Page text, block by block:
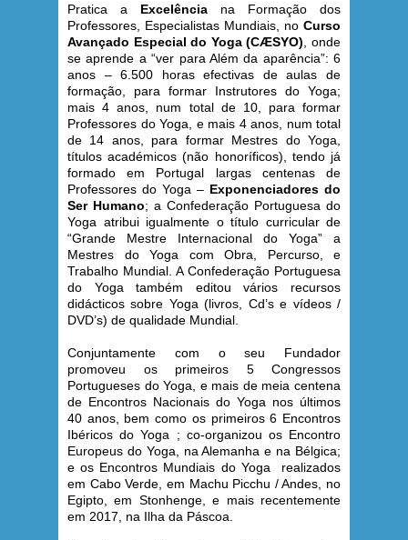
Pratica a Excelência na Formação dos
Professores, Especialistas Mundiais, no Curso
Avançado Especial do Yoga (CÆSYO) , onde
se aprende a “ver para Além da aparência”: 6
anos – 6.500 horas efectivas de aulas de
formação, para formar Instrutores do Yoga;
mais 4 anos, num total de 10, para formar
Professores do Yoga, e mais 4 anos, num total
de 14 anos, para formar Mestres do Yoga,
títulos académicos (não honoríficos), tendo já
formado em Portugal largas centenas de
Professores do Yoga – Exponenciadores do
Ser Humano; a Confederação Portuguesa do
Yoga atribui igualmente o título curricular de
“Grande Mestre Internacional do Yoga” a
Mestres do Yoga com Obra, Percurso, e
Trabalho Mundial. A Confederação Portuguesa
do Yoga também editou vários recursos
didácticos sobre Yoga(livros, Cd’s e vídeos /
DVD’s) de qualidade Mundial.
Conjuntamente com o seu Fundador
promoveu os primeiros 5 Congressos
Portugueses do Yoga, e mais de meia centena
de Encontros Nacionais do Yoga nos últimos
40 anos, bem como os primeiros 6 Encontros
Ibéricos do Yoga ; co-organizou os Encontro
Europeus do Yoga, na Alemanha e na Bélgica;
e os Encontros Mundiais do Yoga realizados
em Cabo Verde, em Machu Picchu / Andes, no
Egipto, em Stonhenge, e mais recentemente
em 2017, na Ilha da Páscoa.